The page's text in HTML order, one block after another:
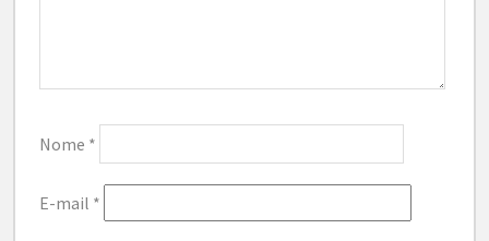
Nome *
E-mail *